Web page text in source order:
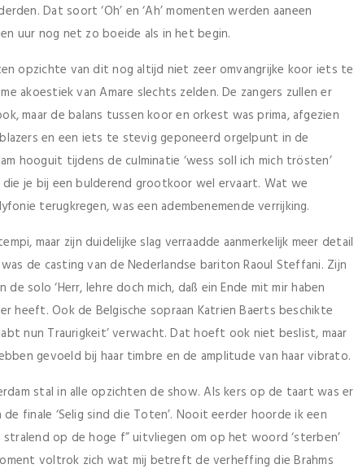
Dat soort ‘Oh’ en ‘Ah’ momenten werden aaneen
uur nog net zo boeide als in het begin.
opzichte van dit nog altijd niet zeer omvangrijke koor iets te
akoestiek van Amare slechts zelden. De zangers zullen er
maar de balans tussen koor en orkest was prima, afgezien
en een iets te stevig geponeerd orgelpunt in de
hooguit tijdens de culminatie ‘wess soll ich mich trösten’
je bij een bulderend grootkoor wel ervaart. Wat we
terugkregen, was een adembenemende verrijking.
maar zijn duidelijke slag verraadde aanmerkelijk meer detail
de casting van de Nederlandse bariton Raoul Steffani. Zijn
solo ‘Herr, lehre doch mich, daß ein Ende mit mir haben
heeft. Ook de Belgische sopraan Katrien Baerts beschikte
nun Traurigkeit’ verwacht. Dat hoeft ook niet beslist, maar
gevoeld bij haar timbre en de amplitude van haar vibrato.
stal in alle opzichten de show. Als kers op de taart was er
finale ‘Selig sind die Toten’. Nooit eerder hoorde ik een
op de hoge f” uitvliegen om op het woord ‘sterben’
voltrok zich wat mij betreft de verheffing die Brahms